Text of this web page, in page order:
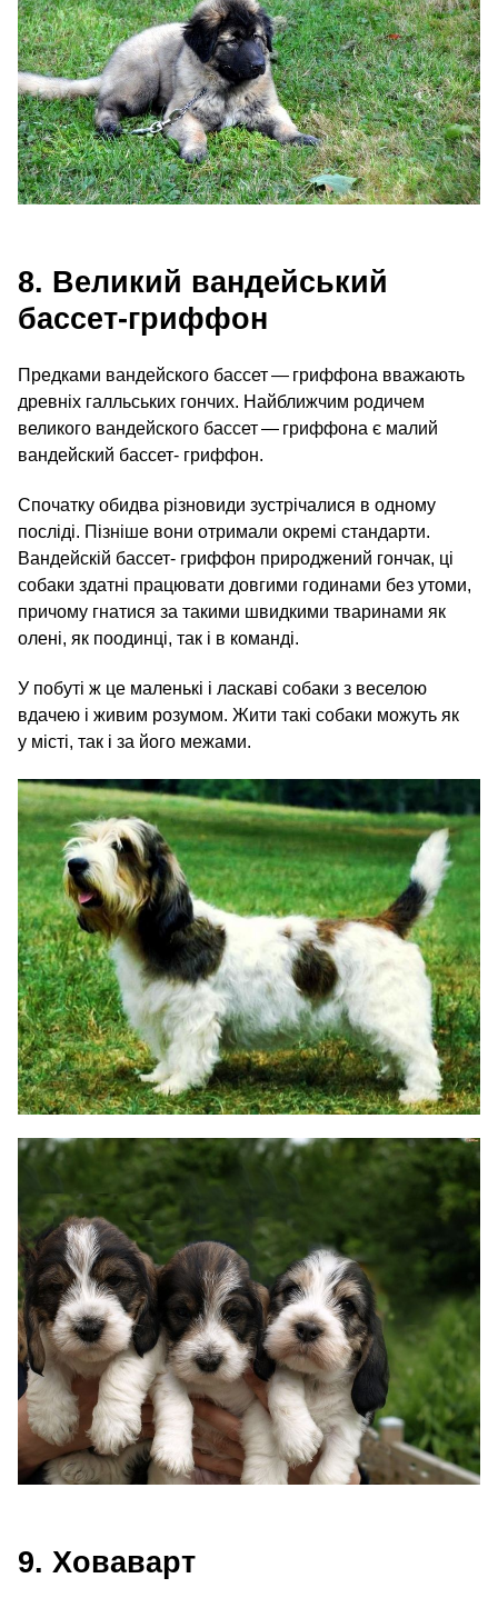
8. Великий вандейський
бассет-гриффон
Предками вандейского бассет — гриффона вважають
древніх галльських гончих. Найближчим родичем
великого вандейского бассет — гриффона є малий
вандейский бассет- гриффон.
Спочатку обидва різновиди зустрічалися в одному
посліді. Пізніше вони отримали окремі стандарти.
Вандейскій бассет- гриффон природжений гончак, ці
собаки здатні працювати довгими годинами без утоми,
причому гнатися за такими швидкими тваринами як
олені, як поодинці, так і в команді.
У побуті ж це маленькі і ласкаві собаки з веселою
вдачею і живим розумом. Жити такі собаки можуть як
у місті, так і за його межами.
9. Ховаварт